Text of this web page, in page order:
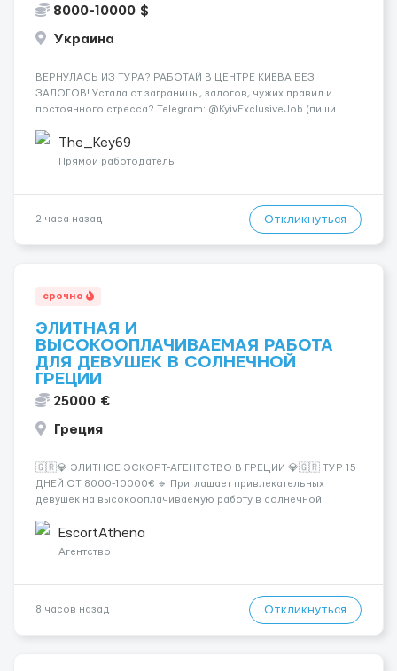
8000-10000 $
Украина
ВЕРНУЛАСЬ ИЗ ТУРА? РАБОТАЙ В ЦЕНТРЕ КИЕВА БЕЗ
ЗАЛОГОВ! Устала от заграницы, залогов, чужих правил и
постоянного стресса? Telegram: @KyivExclusiveJob (пиши
самом центре Киева Можно работать в эскорте или в
эротическом массаже (н...
The_Key69
Прямой работодатель
2 часа назад Откликнуться
срочно
ЭЛИТНАЯ И
ВЫСОКООПЛАЧИВАЕМАЯ РАБОТА
ДЛЯ ДЕВУШЕК В СОЛНЕЧНОЙ
ГРЕЦИИ
25000 €
Греция
🇬🇷💎 ЭЛИТНОЕ ЭСКОРТ-АГЕНТСТВО В ГРЕЦИИ 💎🇬🇷 ТУР 15
ДНЕЙ ОТ 8000-10000€ 🔹 Приглашает привлекательных
девушек на высокооплачиваемую работу в солнечной
хорошие деньги 💶 — это предложение для тебя! 🔹
Требования: ✔️ Возраст от ...
EscortAthena
Агентство
8 часов назад Откликнуться